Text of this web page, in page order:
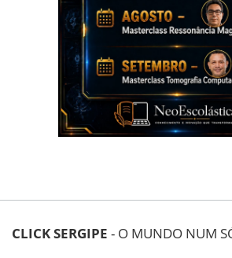
CLICK SERGIPE - O MUNDO NUM